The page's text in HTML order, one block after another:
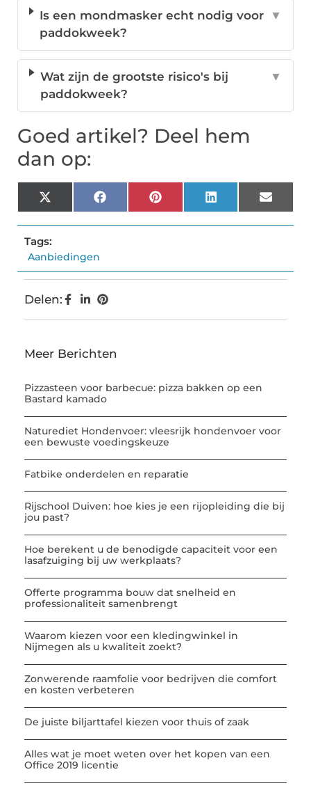
Is een mondmasker echt nodig voor
paddokweek?
▼
Wat zijn de grootste risico's bij
paddokweek?
▼
Goed artikel? Deel hem
dan op:
X
(Twitter)
FacebookPinterestLinkedInEmail
Tags:
Aanbiedingen
Delen:
Meer Berichten
Pizzasteen voor barbecue: pizza bakken op een
Bastard kamado
Naturediet Hondenvoer: vleesrijk hondenvoer voor
een bewuste voedingskeuze
Fatbike onderdelen en reparatie
Rijschool Duiven: hoe kies je een rijopleiding die bij
jou past?
Hoe berekent u de benodigde capaciteit voor een
lasafzuiging bij uw werkplaats?
Offerte programma bouw dat snelheid en
professionaliteit samenbrengt
Waarom kiezen voor een kledingwinkel in
Nijmegen als u kwaliteit zoekt?
Zonwerende raamfolie voor bedrijven die comfort
en kosten verbeteren
De juiste biljarttafel kiezen voor thuis of zaak
Alles wat je moet weten over het kopen van een
Office 2019 licentie